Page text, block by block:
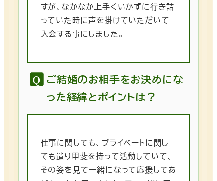
すが、なかなか上手くいかずに行き詰
っていた時に声を掛けていただいて
入会する事にしました。
ご結婚のお相手をお決めにな
った経緯とポイントは？
仕事に関しても、プライベートに関し
ても遣り甲斐を持って活動していて、
その姿を見て一緒になって応援してあ